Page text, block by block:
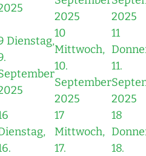
2025
2025
Dienstag,
10
Mittwoch,
10.
September
2025
11
11.
2025
17
Mittwoch,
17.
18
18.